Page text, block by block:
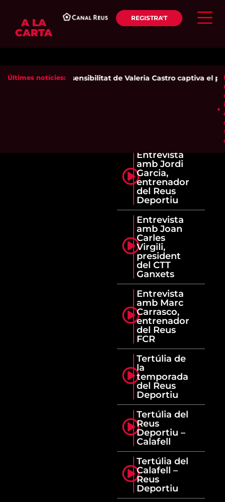
A LA
CARTA
REGISTRA'T
Últimes notícies:La sensibilitat de Valeria Castro captiva el
Entrevista
amb Jordi
Garcia,
entrenador
del Reus
Deportiu
Entrevista
amb Joan
Carles
Virgili,
president
del CTT
Ganxets
Entrevista
amb Marc
Carrasco,
entrenador
del Reus
FCR
Tertúlia de
la
temporada
del Reus
Deportiu
Tertúlia del
Reus
Deportiu –
Calafell
Tertúlia del
Calafell –
Reus
Deportiu